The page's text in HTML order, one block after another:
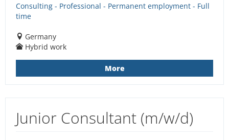
Consulting - Professional - Permanent employment - Full
time
Germany
Hybrid work
More
Junior Consultant (m/w/d)